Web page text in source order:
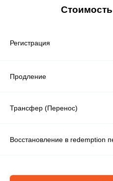
Регистрация
Продление
Трансфер (Перенос)
Восстановление в redemption